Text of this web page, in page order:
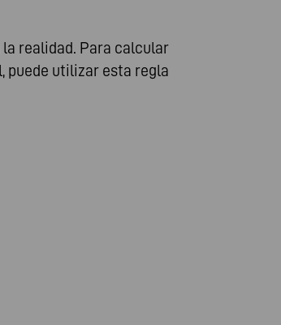
realidad. Para calcular
puede utilizar esta regla